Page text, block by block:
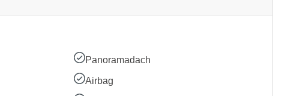
Panoramadach
Airbag